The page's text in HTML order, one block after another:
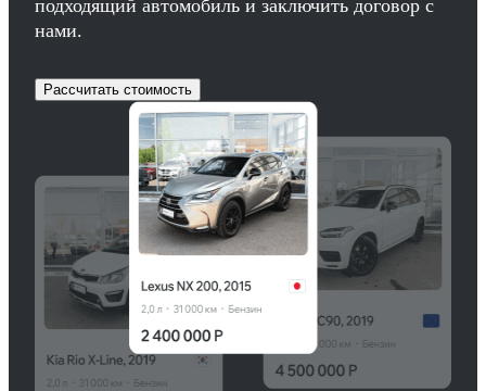
подходящий автомобиль и заключить договор с
нами.
Рассчитать стоимость